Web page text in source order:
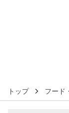
トップ フード